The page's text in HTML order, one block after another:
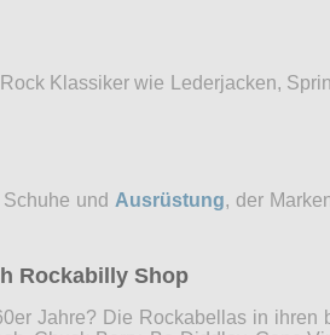
Klassiker wie Lederjacken,
Schuhe und Ausrüstung, der
Rockabilly Shop
Jahre? Die Rockabellas in